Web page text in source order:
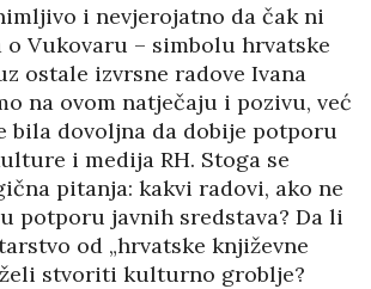
i nevjerojatno da čak ni
o Vukovaru – simbolu hrvatske
ostale izvrsne radove Ivana
na ovom natječaju i pozivu, već
bila dovoljna da dobije potporu
i medija RH. Stoga se
pitanja: kakvi radovi, ako ne
potporu javnih sredstava? Da li
od „hrvatske književne
stvoriti kulturno groblje?